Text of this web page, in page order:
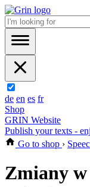
de en es fr
Shop
GRIN Website
Publish your texts -
Go to shop ›
Zmiany